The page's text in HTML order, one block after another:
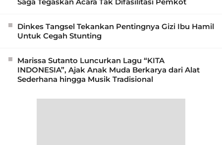
Dinkes Tangsel Tekankan Pentingnya Gizi Ibu Hamil
Untuk Cegah Stunting
Marissa Sutanto Luncurkan Lagu “KITA
INDONESIA”, Ajak Anak Muda Berkarya dari Alat
Sederhana hingga Musik Tradisional